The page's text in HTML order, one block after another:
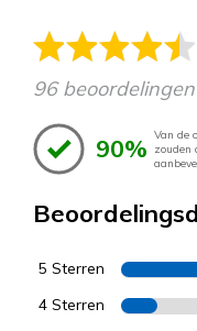
96 beoordelingen
90% Van de
zouden
5 Sterren
4 Sterren